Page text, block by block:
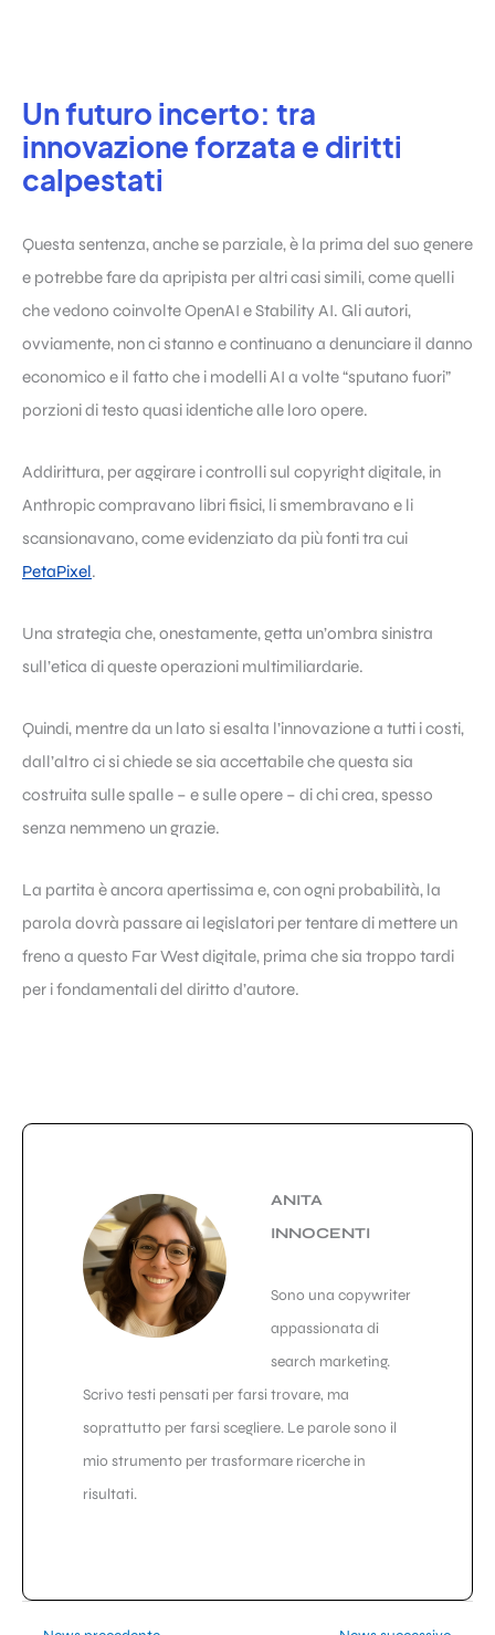
Un futuro incerto: tra
innovazione forzata e diritti
calpestati
Questa sentenza, anche se parziale, è la prima del suo genere
e potrebbe fare da apripista per altri casi simili, come quelli
che vedono coinvolte OpenAI e Stability AI. Gli autori,
ovviamente, non ci stanno e continuano a denunciare il danno
economico e il fatto che i modelli AI a volte “sputano fuori”
porzioni di testo quasi identiche alle loro opere.
Addirittura, per aggirare i controlli sul copyright digitale, in
Anthropic compravano libri fisici, li smembravano e li
scansionavano, come evidenziato da più fonti tra cui
PetaPixel.
Una strategia che, onestamente, getta un’ombra sinistra
sull’etica di queste operazioni multimiliardarie.
Quindi, mentre da un lato si esalta l’innovazione a tutti i costi,
dall’altro ci si chiede se sia accettabile che questa sia
costruita sulle spalle – e sulle opere – di chi crea, spesso
senza nemmeno un grazie.
La partita è ancora apertissima e, con ogni probabilità, la
parola dovrà passare ai legislatori per tentare di mettere un
freno a questo Far West digitale, prima che sia troppo tardi
per i fondamentali del diritto d’autore.
ANITA
INNOCENTI
Sono una copywriter
appassionata di
search marketing.
Scrivo testi pensati per farsi trovare, ma
soprattutto per farsi scegliere. Le parole sono il
mio strumento per trasformare ricerche in
risultati.